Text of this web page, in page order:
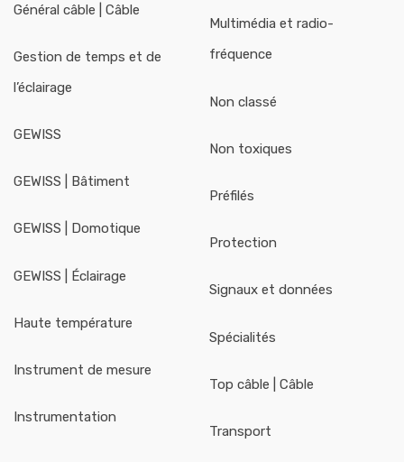
Général câble | Câble
Gestion de temps et de
l’éclairage
GEWISS
GEWISS | Bâtiment
GEWISS | Domotique
GEWISS | Éclairage
Haute température
Instrument de mesure
Instrumentation
Multimédia et radio-
fréquence
Non classé
Non toxiques
Préfilés
Protection
Signaux et données
Spécialités
Top câble | Câble
Transport